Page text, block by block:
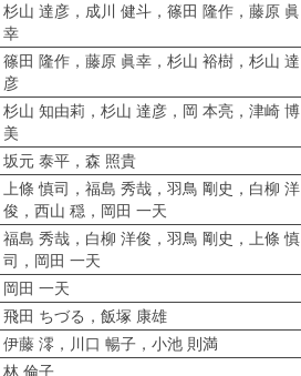
杉山 達彦，成川 健斗，篠田 隆作，藤原 眞
幸
篠田 隆作，藤原 眞幸，杉山 裕樹，杉山 達
彦
杉山 知由莉，杉山 達彦，岡 本亮，津崎 博
美
坂元 泰平，森 照貴
上條 慎司，福島 秀哉，羽鳥 剛史，白柳 洋
俊，西山 穏，岡田 一天
福島 秀哉，白柳 洋俊，羽鳥 剛史，上條 慎
司，岡田 一天
岡田 一天
飛田 ちづる，飯塚 康雄
伊藤 澪，川口 暢子，小池 則満
林 倫子